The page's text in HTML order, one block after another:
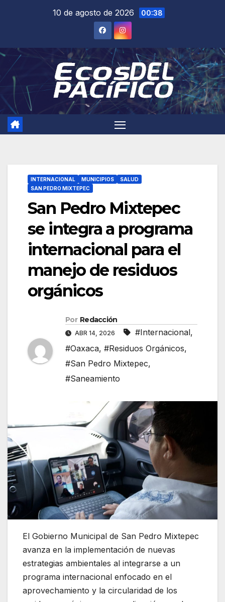
10 de agosto de 2026 00:38
INTERNACIONAL MUNICIPIOS
SALUD
SAN PEDRO MIXTEPEC
San Pedro Mixtepec
se integra a programa
internacional para el
manejo de residuos
orgánicos
Por Redacción
ABR 14, 2026 #Internacional,
#Oaxaca, #Residuos Orgánicos,
#San Pedro Mixtepec,
#Saneamiento
El Gobierno Municipal de San Pedro Mixtepec
avanza en la implementación de nuevas
estrategias ambientales al integrarse a un
programa internacional enfocado en el
aprovechamiento y la circularidad de los